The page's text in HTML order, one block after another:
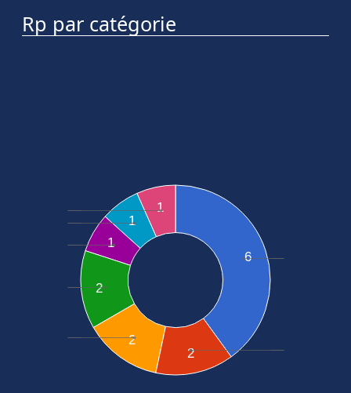
Rp par catégorie
6
1
1
1
2
2
2